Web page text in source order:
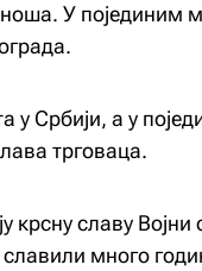
У појединим
у Србији, а у
трговаца.
крсну славу Војни
много